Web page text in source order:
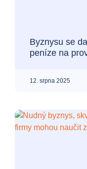
Byznysu se
peníze na
12. srpna 2025